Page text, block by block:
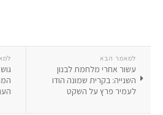
למאמר הבא
עשור אחרי מלחמת לבנון
השנייה: בקרית שמונה הודו
לעמיר פרץ על השקט